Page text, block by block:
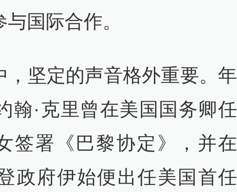
国际合作。
，坚定的声音格外重要。年
翰·克里曾在美国国务卿任
签署《巴黎协定》，并在
政府伊始便出任美国首任